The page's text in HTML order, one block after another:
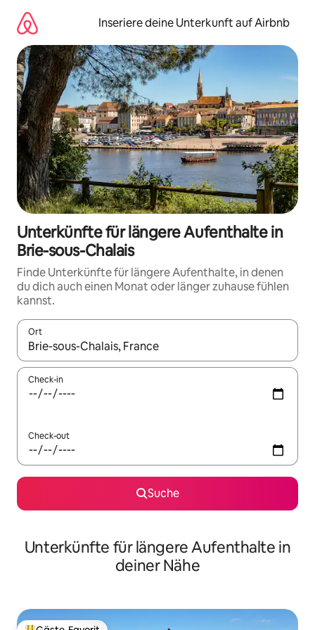
Inhalten
springen
Inseriere deine Unterkunft auf Airbnb
Unterkünfte für längere Aufenthalte in
Brie-sous-Chalais
Finde Unterkünfte für längere Aufenthalte, in denen
du dich auch einen Monat oder länger zuhause fühlen
kannst.
Ort
Wenn Ergebnisse verfügbar sind, navigiere mit den
Check-in
Check-out
Suche
Unterkünfte für längere Aufenthalte in
deiner Nähe